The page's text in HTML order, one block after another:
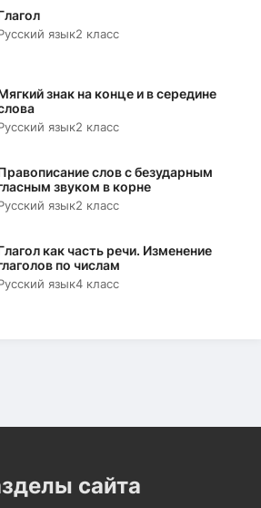
язык2 класс
знак на конце и в середине
язык2 класс
слов с безударным
звуком в корне
язык2 класс
как часть речи. Изменение
по числам
язык4 класс
сайта